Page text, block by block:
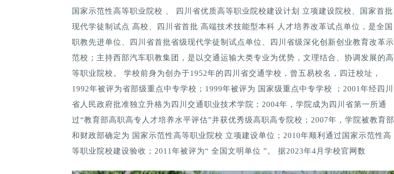
国家示范性高等职业院校 、 四川省优质高等职业院校建设计划 立项建设院校、国家首批
现代学徒制试点 高校、四川省首批 高端技术技能型本科 人才培养改革试点单位，是全国
职教先进单位、四川省首批省级现代学徒制试点单位、四川省级深化创新创业教育改革示
范校；主持西部汽车职教集团，是以交通运输大类专业为优势，文理结合、协调发展的高
等职业院校。 学校前身为创办于1952年的四川省交通学校，曾五易校名，四迁校址，
1992年被评为省部级重点中专学校；1999年被评为 国家级重点中专学校 ；2001年经四川
省人民政府批准独立升格为四川交通职业技术学院；2004年，学院成为四川省第一所通
过“教育部高职高专人才培养水平评估”并获优秀级高职高专院校；2007年，学院被教育部
和财政部确定为 国家示范性高等职业院校 立项建设单位；2010年顺利通过国家示范性高
等职业院校建设验收；2011年被评为“ 全国文明单位 ”。 据2023年4月学校官网数